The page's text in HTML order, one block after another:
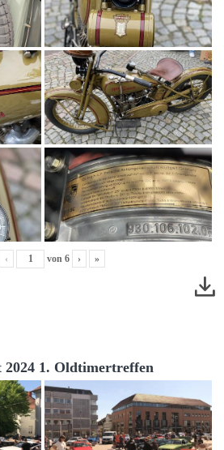
‹ von 6 › »
2024 1. Oldtimertreffen